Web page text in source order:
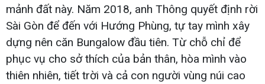
mảnh đất này. Năm 2018, anh Thông quyết định rời
Sài Gòn để đến với Hướng Phùng, tự tay mình xây
dựng nên căn Bungalow đầu tiên. Từ chỗ chỉ để
phục vụ cho sở thích của bản thân, hòa mình vào
thiên nhiên, tiết trời và cả con người vùng núi cao